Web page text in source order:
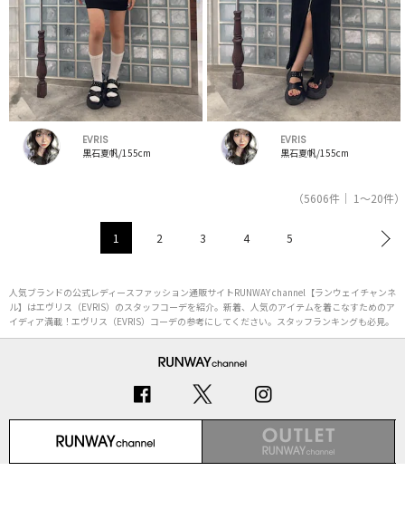
EVRIS
黒石夏帆/155cm
EVRIS
黒石夏帆/155cm
（5606件｜ 1～20件）
1 2 3 4 5
人気ブランドの公式レディースファッション通販サイトRUNWAY channel【ランウェイチャンネ
ル】はエヴリス（EVRIS）のスタッフコーデを紹介。新着、人気のアイテムを着こなすためのア
イディア満載！エヴリス（EVRIS）コーデの参考にしてください。スタッフランキングも必見。